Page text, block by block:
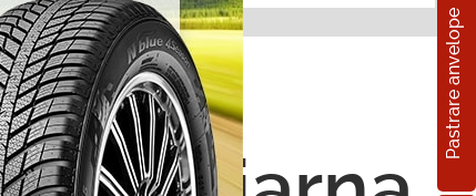
Pastrare anvelope